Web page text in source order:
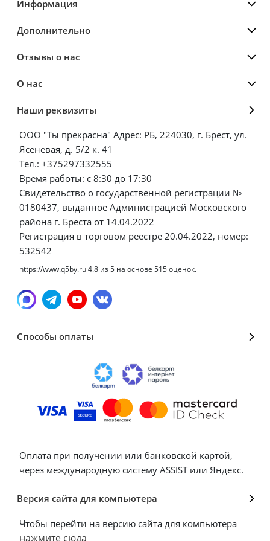
Информация
Дополнительно
Отзывы о нас
О нас
Наши реквизиты
ООО "Ты прекрасна" Адрес: РБ, 224030, г. Брест, ул.
Ясеневая, д. 5/2 к. 41
Тел.: +375297332555
Время работы: с 8:30 до 17:30
Свидетельство о государственной регистрации №
0180437, выданное Администрацией Московского
района г. Бреста от 14.04.2022
Регистрация в торговом реестре 20.04.2022, номер:
532542
https://www.q5by.ru4.8 из5 на основе 515оценок.
Способы оплаты
Оплата при получении или банковской картой,
через международную систему ASSIST или Яндекс.
Версия сайта для компьютера
Чтобы перейти на версию сайта для компьютера
нажмите сюда